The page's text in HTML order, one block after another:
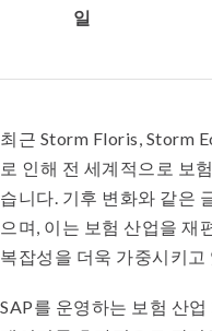
일
최근 Storm Floris, Storm
로 인해 전 세계적으로 보
습니다. 기후 변화와 같은
으며, 이는 보험 산업을 재
복잡성을 더욱 가중시키고
SAP를 운영하는 보험 산